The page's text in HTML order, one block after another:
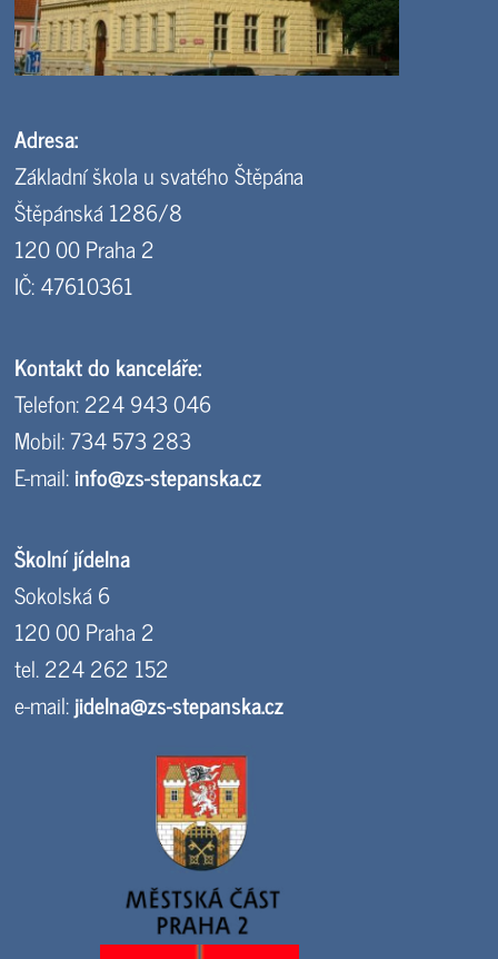
Adresa:
Základní škola u svatého Štěpána
Štěpánská 1286/8
120 00 Praha 2
IČ: 47610361
Kontakt do kanceláře:
Telefon: 224 943 046
Mobil: 734 573 283
E-mail:info@zs-stepanska.cz
Školní jídelna
Sokolská 6
120 00 Praha 2
tel. 224 262 152
e-mail:jidelna@zs-stepanska.cz